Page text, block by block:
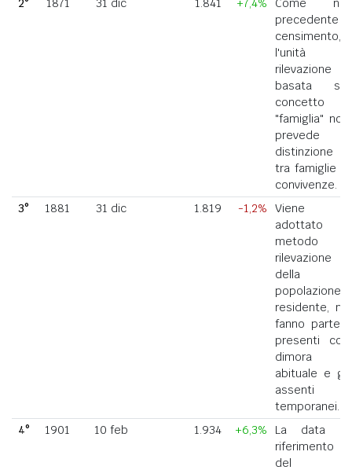
2° 1871 31 dic 1.841 +7,4%
Come nel
precedente
censimento,
l'unità di
rilevazione
basata sul
concetto di
"famiglia" non
prevede la
distinzione
tra famiglie e
convivenze.
3°
1881 31 dic 1.819 -1,2%
Viene
adottato il
metodo di
rilevazione
della
popolazione
residente, ne
fanno parte i
presenti con
dimora
abituale e gli
assenti
temporanei.
4°
1901 10 feb 1.934 +6,3%
La data di
riferimento
del